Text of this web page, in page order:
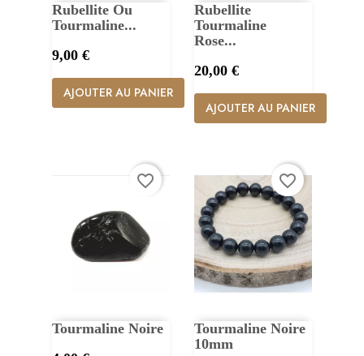
Rubellite Ou
Tourmaline...
Prix
9,00 €
AJOUTER AU PANIER
Rubellite
Tourmaline
Rose...
Prix
20,00 €
AJOUTER AU PANIER
Tourmaline Noire
favorite_border
Tourmaline Noire
10mm
favorite_border